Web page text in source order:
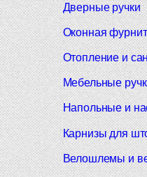
Дверные ручки
Оконная
Отопление и
Мебельные
Напольные и
Карнизы для
Велошлемы и